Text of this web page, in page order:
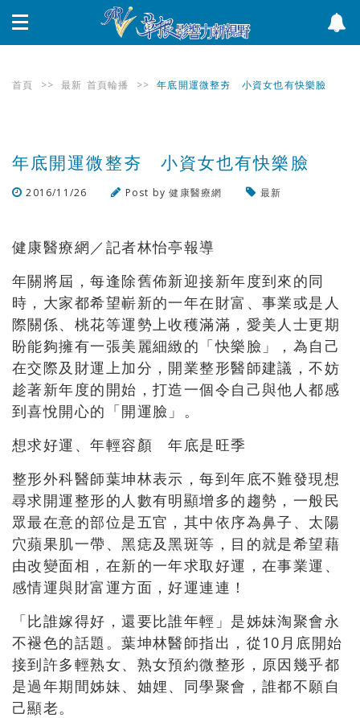
首頁 >> 最新 首頁輪播 >> 年底開運微整夯 小資女也有快樂臉
年底開運微整夯 小資女也有快樂臉
2016/11/26 Post by健康醫療網
最新
健康醫療網／記者林怡亭報導
年關將屆，每逢除舊佈新迎接新年度到來的同
時，大家都希望嶄新的一年在財富、事業或是人
際關係、桃花等運勢上收穫滿滿，愛美人士更期
盼能夠擁有一張美麗細緻的「快樂臉」，為自己
在交際及財運上加分，開業整形醫師建議，不妨
趁著新年度的開始，打造一個令自己與他人都感
到喜悅開心的「開運臉」。
想求好運、年輕容顏 年底是旺季
整形外科醫師葉坤林表示，每到年底不難發現想
尋求開運整形的人數有明顯增多的趨勢，一般民
眾最在意的部位是五官，其中依序為鼻子、太陽
穴蘋果肌一帶、黑痣及黑斑等，目的就是希望藉
由改變面相，在新的一年求取好運，在事業運、
感情運與財富運方面，好運連連！
「比誰嫁得好，還要比誰年輕」是姊妹淘聚會永
不褪色的話題。葉坤林醫師指出，從10月底開始
接到許多輕熟女、熟女預約微整形，原因幾乎都
是過年期間姊妹、妯娌、同學聚會，誰都不願自
己顯老。